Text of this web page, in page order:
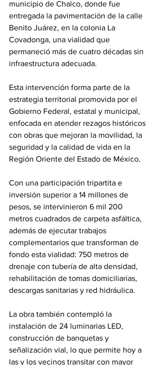
municipio de Chalco, donde fue
entregada la pavimentación de la calle
Benito Juárez, en la colonia La
Covadonga, una vialidad que
permaneció más de cuatro décadas sin
infraestructura adecuada.
Esta intervención forma parte de la
estrategia territorial promovida por el
Gobierno Federal, estatal y municipal,
enfocada en atender rezagos históricos
con obras que mejoran la movilidad, la
seguridad y la calidad de vida en la
Región Oriente del Estado de México.
Con una participación tripartita e
inversión superior a 14 millones de
pesos, se intervinieron 6 mil 200
metros cuadrados de carpeta asfáltica,
además de ejecutar trabajos
complementarios que transforman de
fondo esta vialidad: 750 metros de
drenaje con tubería de alta densidad,
rehabilitación de tomas domiciliarias,
descargas sanitarias y red hidráulica.
La obra también contempló la
instalación de 24 luminarias LED,
construcción de banquetas y
señalización vial, lo que permite hoy a
las y los vecinos transitar con mayor